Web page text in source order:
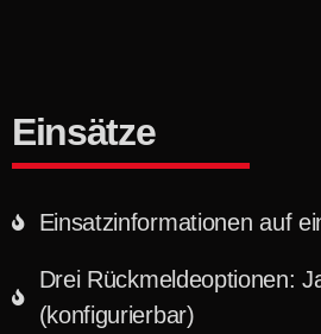
Einsätze
Einsatzinformationen auf
Drei Rückmeldeoptionen:
(konfigurierbar)